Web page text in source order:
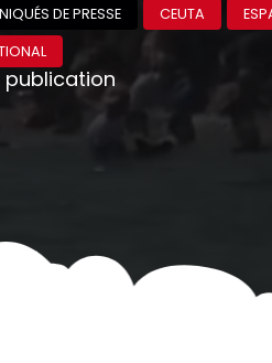
DE PRESSE CEUTA
publication